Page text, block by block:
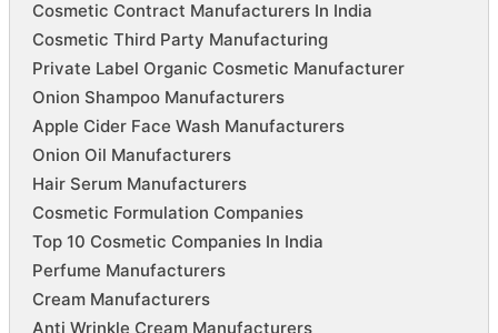
Cosmetic Contract Manufacturers In India
Cosmetic Third Party Manufacturing
Private Label Organic Cosmetic Manufacturer
Onion Shampoo Manufacturers
Apple Cider Face Wash Manufacturers
Onion Oil Manufacturers
Hair Serum Manufacturers
Cosmetic Formulation Companies
Top 10 Cosmetic Companies In India
Perfume Manufacturers
Cream Manufacturers
Anti Wrinkle Cream Manufacturers